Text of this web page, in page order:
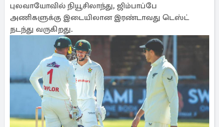
புலவாயோவில் நியூசிலாந்து, ஜிம்பாப்பே
அணிகளுக்கு இடையிலான இரண்டாவது டெஸ்ட்
நடந்து வருகிறது.